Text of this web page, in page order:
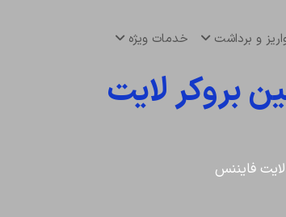
و برداشت خدمات ویژه
بروکر لایت
فایننس